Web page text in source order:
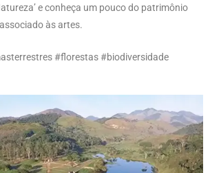
e conheça um pouco do patrimônio
às artes.
#florestas #biodiversidade